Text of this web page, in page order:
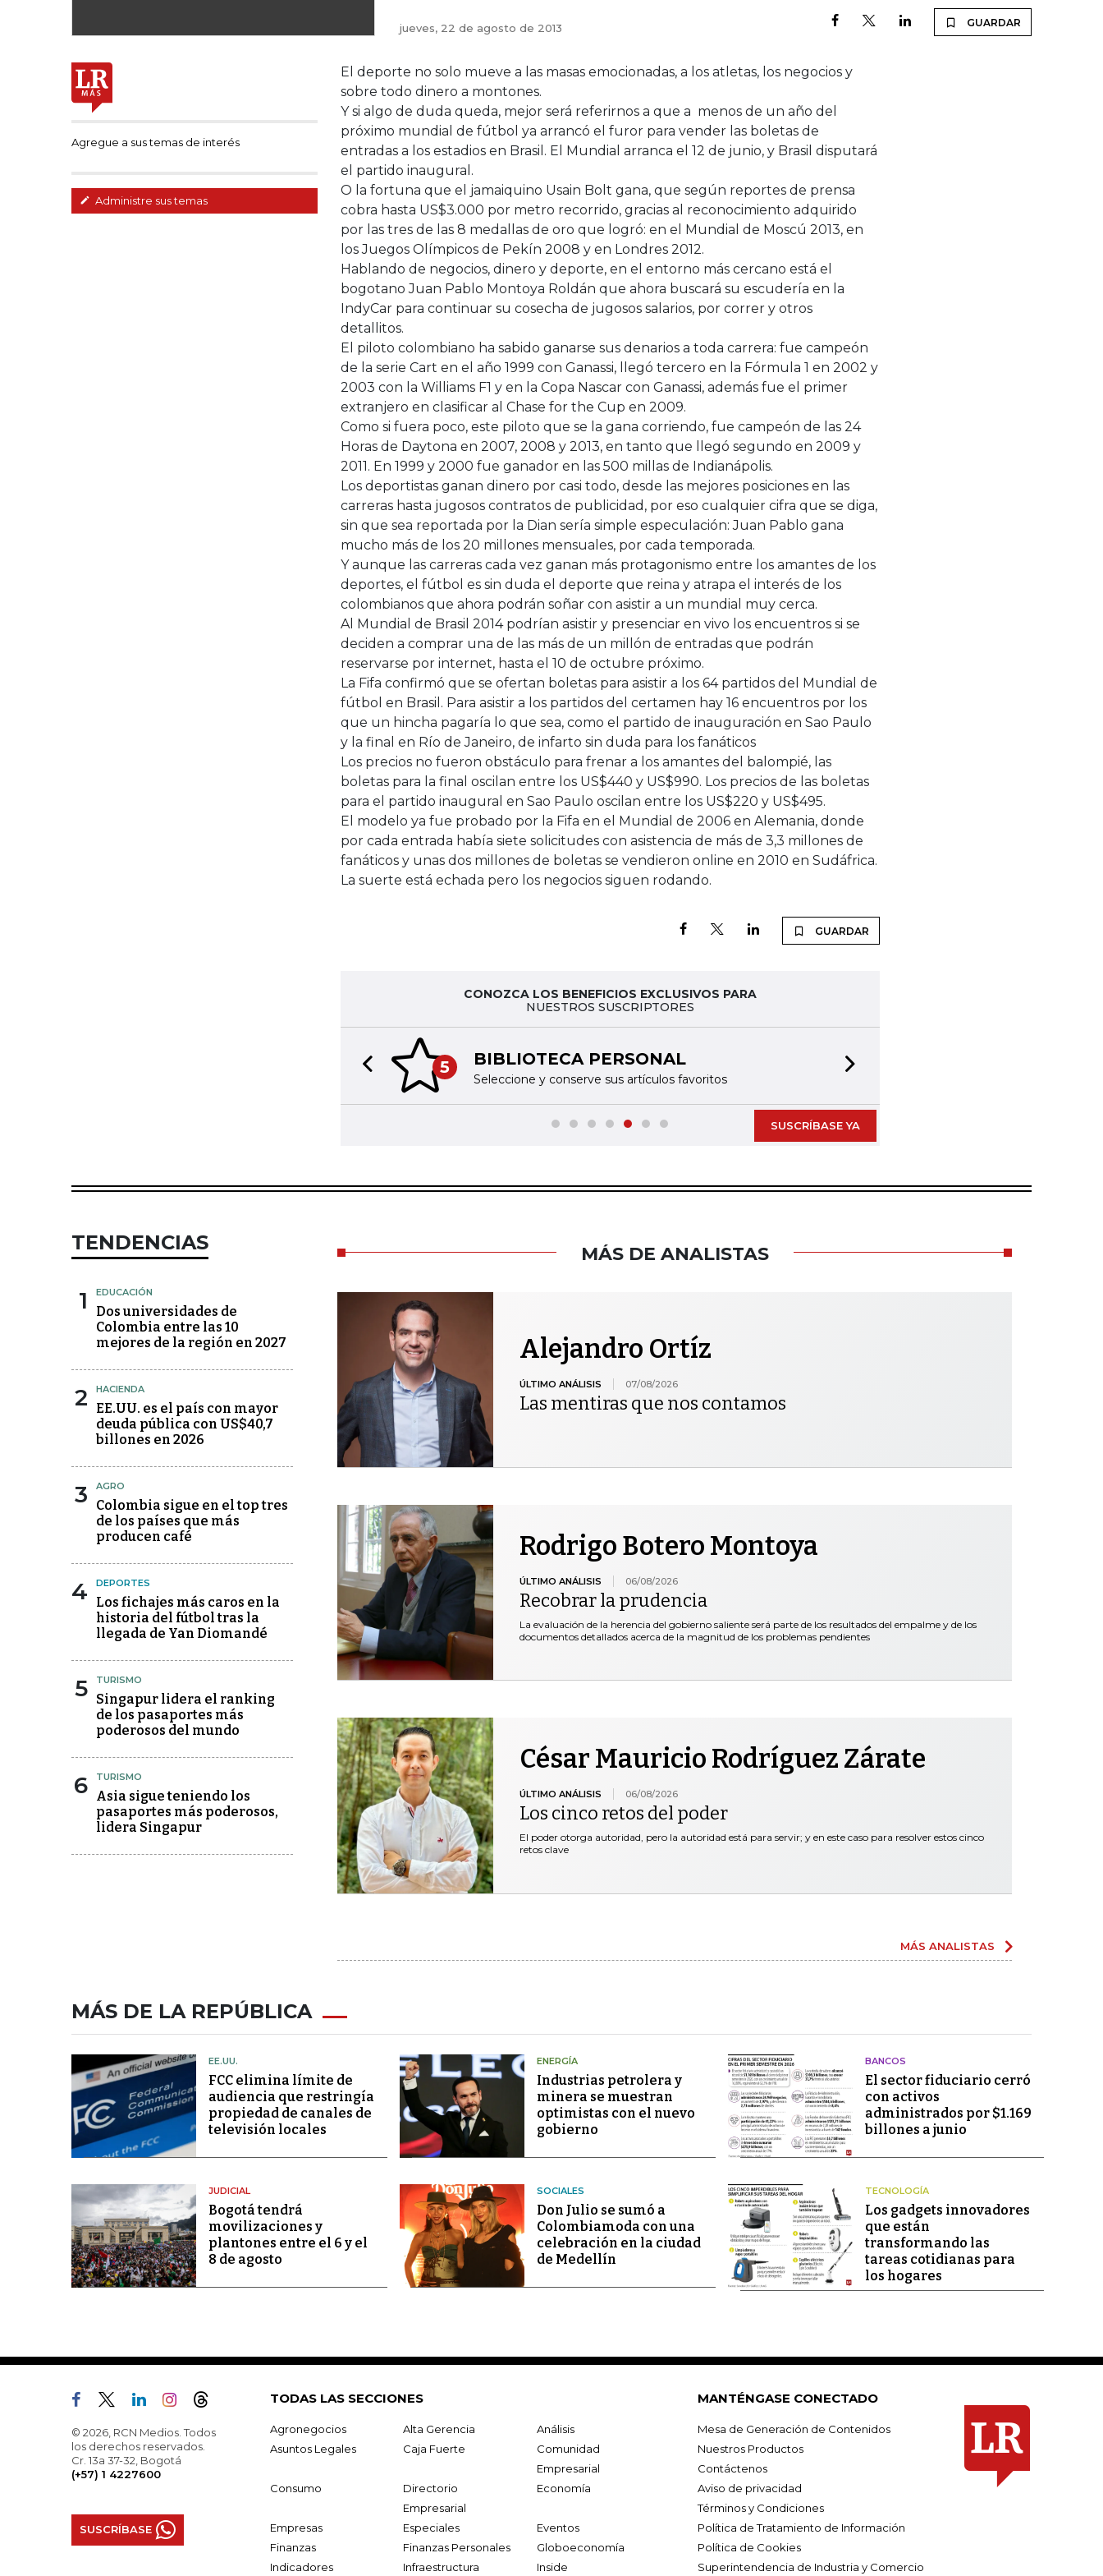
jueves, 22 de agosto de 2013 GUARDAR
Agregue a sus temas de interés
Administre sus temas
El deporte no solo mueve a las masas emocionadas, a los atletas, los negocios y
sobre todo dinero a montones.
Y si algo de duda queda, mejor será referirnos a que a menos de un año del
próximo mundial de fútbol ya arrancó el furor para vender las boletas de
entradas a los estadios en Brasil. El Mundial arranca el 12 de junio, y Brasil disputará
el partido inaugural.
O la fortuna que el jamaiquino Usain Bolt gana, que según reportes de prensa
cobra hasta US$3.000 por metro recorrido, gracias al reconocimiento adquirido
por las tres de las 8 medallas de oro que logró: en el Mundial de Moscú 2013, en
los Juegos Olímpicos de Pekín 2008 y en Londres 2012.
Hablando de negocios, dinero y deporte, en el entorno más cercano está el
bogotano Juan Pablo Montoya Roldán que ahora buscará su escudería en la
IndyCar para continuar su cosecha de jugosos salarios, por correr y otros
detallitos.
El piloto colombiano ha sabido ganarse sus denarios a toda carrera: fue campeón
de la serie Cart en el año 1999 con Ganassi, llegó tercero en la Fórmula 1 en 2002 y
2003 con la Williams F1 y en la Copa Nascar con Ganassi, además fue el primer
extranjero en clasificar al Chase for the Cup en 2009.
Como si fuera poco, este piloto que se la gana corriendo, fue campeón de las 24
Horas de Daytona en 2007, 2008 y 2013, en tanto que llegó segundo en 2009 y
2011. En 1999 y 2000 fue ganador en las 500 millas de Indianápolis.
Los deportistas ganan dinero por casi todo, desde las mejores posiciones en las
carreras hasta jugosos contratos de publicidad, por eso cualquier cifra que se diga,
sin que sea reportada por la Dian sería simple especulación: Juan Pablo gana
mucho más de los 20 millones mensuales, por cada temporada.
Y aunque las carreras cada vez ganan más protagonismo entre los amantes de los
deportes, el fútbol es sin duda el deporte que reina y atrapa el interés de los
colombianos que ahora podrán soñar con asistir a un mundial muy cerca.
Al Mundial de Brasil 2014 podrían asistir y presenciar en vivo los encuentros si se
deciden a comprar una de las más de un millón de entradas que podrán
reservarse por internet, hasta el 10 de octubre próximo.
La Fifa confirmó que se ofertan boletas para asistir a los 64 partidos del Mundial de
fútbol en Brasil. Para asistir a los partidos del certamen hay 16 encuentros por los
que un hincha pagaría lo que sea, como el partido de inauguración en Sao Paulo
y la final en Río de Janeiro, de infarto sin duda para los fanáticos
Los precios no fueron obstáculo para frenar a los amantes del balompié, las
boletas para la final oscilan entre los US$440 y US$990. Los precios de las boletas
para el partido inaugural en Sao Paulo oscilan entre los US$220 y US$495.
El modelo ya fue probado por la Fifa en el Mundial de 2006 en Alemania, donde
por cada entrada había siete solicitudes con asistencia de más de 3,3 millones de
fanáticos y unas dos millones de boletas se vendieron online en 2010 en Sudáfrica.
La suerte está echada pero los negocios siguen rodando.
GUARDAR
CONOZCA LOS BENEFICIOS EXCLUSIVOS PARA
NUESTROS SUSCRIPTORES
5 BIBLIOTECA PERSONAL
Seleccione y conserve sus artículos favoritos
Previous slide
SUSCRÍBASE YA
TENDENCIAS
1 EDUCACIÓN
Dos universidades de
Colombia entre las 10
mejores de la región en 2027
2 HACIENDA
EE.UU. es el país con mayor
deuda pública con US$40,7
billones en 2026
3 AGRO
Colombia sigue en el top tres
de los países que más
producen café
4 DEPORTES
Los fichajes más caros en la
historia del fútbol tras la
llegada de Yan Diomandé
5 TURISMO
Singapur lidera el ranking
de los pasaportes más
poderosos del mundo
6 TURISMO
Asia sigue teniendo los
pasaportes más poderosos,
lidera Singapur
MÁS DE ANALISTAS
Alejandro Ortíz
ÚLTIMO ANÁLISIS 07/08/2026
Las mentiras que nos contamos
Rodrigo Botero Montoya
ÚLTIMO ANÁLISIS 06/08/2026
Recobrar la prudencia
La evaluación de la herencia del gobierno saliente será parte de los resultados del empalme y de los
documentos detallados acerca de la magnitud de los problemas pendientes
César Mauricio Rodríguez Zárate
ÚLTIMO ANÁLISIS 06/08/2026
Los cinco retos del poder
El poder otorga autoridad, pero la autoridad está para servir; y en este caso para resolver estos cinco
retos clave
MÁS ANALISTAS
MÁS DE LA REPÚBLICA
EE.UU.
FCC elimina límite de
audiencia que restringía
propiedad de canales de
televisión locales
ENERGÍA
Industrias petrolera y
minera se muestran
optimistas con el nuevo
gobierno
BANCOS
El sector fiduciario cerró
con activos
administrados por $1.169
billones a junio
JUDICIAL
Bogotá tendrá
movilizaciones y
plantones entre el 6 y el
8 de agosto
SOCIALES
Don Julio se sumó a
Colombiamoda con una
celebración en la ciudad
de Medellín
TECNOLOGÍA
Los gadgets innovadores
que están
transformando las
tareas cotidianas para
los hogares
© 2026, RCN Medios. Todos
los derechos reservados.
Cr. 13a 37-32, Bogotá
(+57) 1 4227600
SUSCRÍBASE
TODAS LAS SECCIONES
Agronegocios Alta Gerencia
Análisis
Asuntos Legales
Caja Fuerte
Comunidad
Empresarial
Consumo
Directorio
Empresarial
Economía
Empresas Especiales
Eventos
Finanzas
Finanzas Personales
Globoeconomía
Indicadores
Infraestructura Inside
MANTÉNGASE CONECTADO
Mesa de Generación de Contenidos
Nuestros Productos
Contáctenos
Aviso de privacidad
Términos y Condiciones
Política de Tratamiento de Información
Política de Cookies
Superintendencia de Industria y Comercio